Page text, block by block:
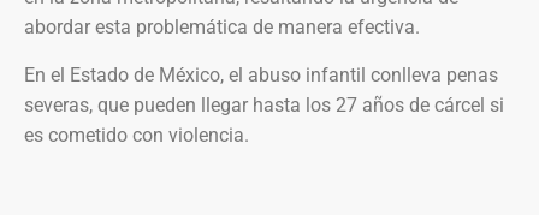
abordar esta problemática de manera efectiva.
En el Estado de México, el abuso infantil conlleva penas
severas, que pueden llegar hasta los 27 años de cárcel si
es cometido con violencia.